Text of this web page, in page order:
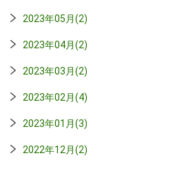
2023年05月(2)
2023年04月(2)
2023年03月(2)
2023年02月(4)
2023年01月(3)
2022年12月(2)